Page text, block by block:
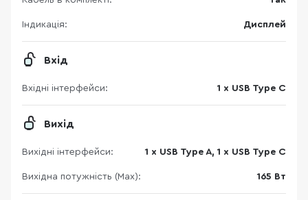
Індикація: Дисплей
Вхід
Вхідні інтерфейси: 1 x USB Type C
Вихід
Вихідні інтерфейси: 1 x USB Type A, 1 x USB Type C
Вихідна потужність (Max): 165 Вт